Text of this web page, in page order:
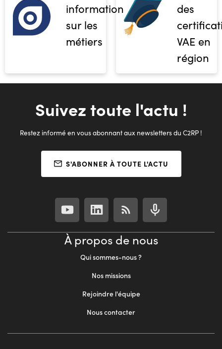
informations
sur les
métiers
des
VAE en
région
Suivez toute l'actu !
Restez informé en vous abonnant aux newsletters du C2RP !
S'ABONNER À TOUTE L'ACTU
À propos de nous
Qui sommes-nous ?
Nos missions
Rejoindre l'équipe
Nous contacter